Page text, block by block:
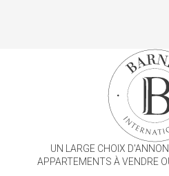
UN LARGE CHOIX
APPARTEMENTS À VENDRE